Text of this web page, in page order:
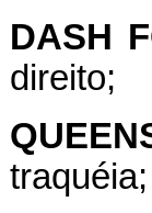
DASH
direito;
traquéia;